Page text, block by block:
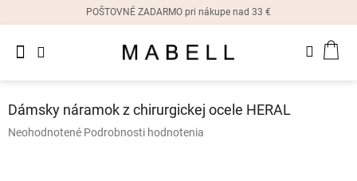
POŠTOVNÉ ZADARMO pri nákupe nad 33 €
Dámske
náušnice
Dámsky náramok z chirurgickej ocele HERAL
Priemerné
Neohodnotené Podrobnosti hodnotenia